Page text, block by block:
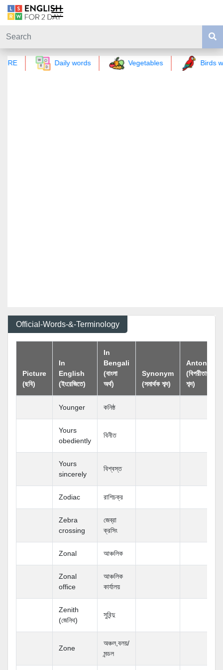
GRE Daily words Vegetables Birds
Official-Words-&-Terminology
Picture
(ছবি)
In
English
(ইংরেজিতে)
In
Bengali
(বাংলা
অর্থ)
Synonym
(সমার্থক শব্দ)
Antonym
(বিপরীতার্থক
শব্দ)
Younger কনিষ্ঠ
Yours
obediently
বিনীত
Yours
sincerely
বিশ্বস্ত
Zodiac রাশিচক্র
Zebra
crossing
জেব্রা
ক্রসিং
Zonal আঞ্চলিক
Zonal
office
আঞ্চলিক
কার্যালয়
Zenith
(জেনিথ)
সুবিন্দু
Zone
অঞ্চল,বলয়/
মন্ডল